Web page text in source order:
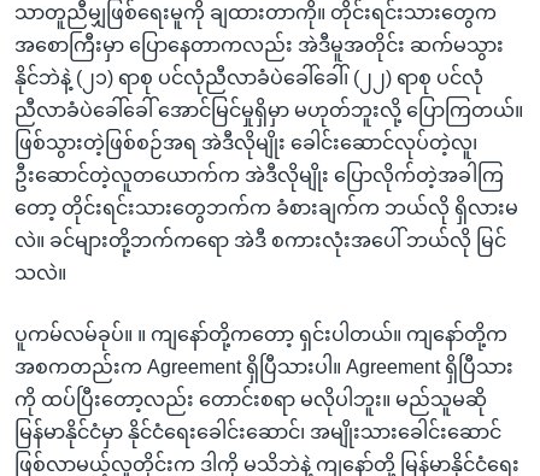
သာတူညီမျှဖြစ်ရေးမူကို ချထားတာကို။ တိုင်းရင်းသားတွေက
အစောကြီးမှာ ပြောနေတာကလည်း အဲဒီမူအတိုင်း ဆက်မသွား
နိုင်ဘဲနဲ့ (၂၁) ရာစု ပင်လုံညီလာခံပဲခေါ်ခေါ်၊ (၂၂) ရာစု ပင်လုံ
ညီလာခံပဲခေါ်ခေါ် အောင်မြင်မှုရှိမှာ မဟုတ်ဘူးလို့ ပြောကြတယ်။
ဖြစ်သွားတဲ့ဖြစ်စဉ်အရ အဲဒီလိုမျိုး ခေါင်းဆောင်လုပ်တဲ့လူ၊
ဦးဆောင်တဲ့လူတယောက်က အဲဒီလိုမျိုး ပြောလိုက်တဲ့အခါကြ
တော့ တိုင်းရင်းသားတွေဘက်က ခံစားချက်က ဘယ်လို ရှိလားမ
လဲ။ ခင်များတို့ဘက်ကရော အဲဒီ စကားလုံးအပေါ် ဘယ်လို မြင်
သလဲ။
ပူကမ်လမ်ခုပ်။ ။ ကျနော်တို့ကတော့ ရှင်းပါတယ်။ ကျနော်တို့က
အစကတည်းက Agreement ရှိပြီသားပါ။ Agreement ရှိပြီသား
ကို ထပ်ပြီးတော့လည်း တောင်းစရာ မလိုပါဘူး။ မည်သူမဆို
မြန်မာနိုင်ငံမှာ နိုင်ငံရေးခေါင်းဆောင်၊ အမျိုးသားခေါင်းဆောင်
ဖြစ်လာမယ့်လူတိုင်းက ဒါကို မသိဘဲနဲ့ ကျနော်တို့ မြန်မာနိုင်ငံရေး